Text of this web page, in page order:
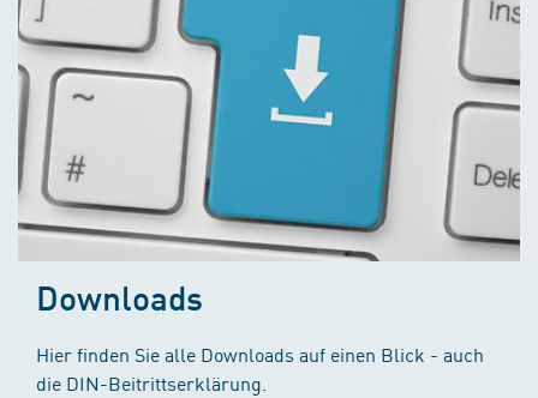
Downloads
Hier finden Sie alle Downloads auf einen Blick - auch
die DIN-Beitrittserklärung.